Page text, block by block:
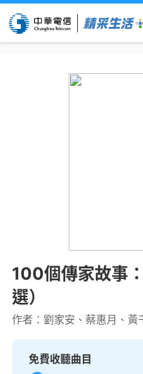
100個傳家故事
選）
作者： 劉家安、蔡惠月、黃
免費收聽曲目